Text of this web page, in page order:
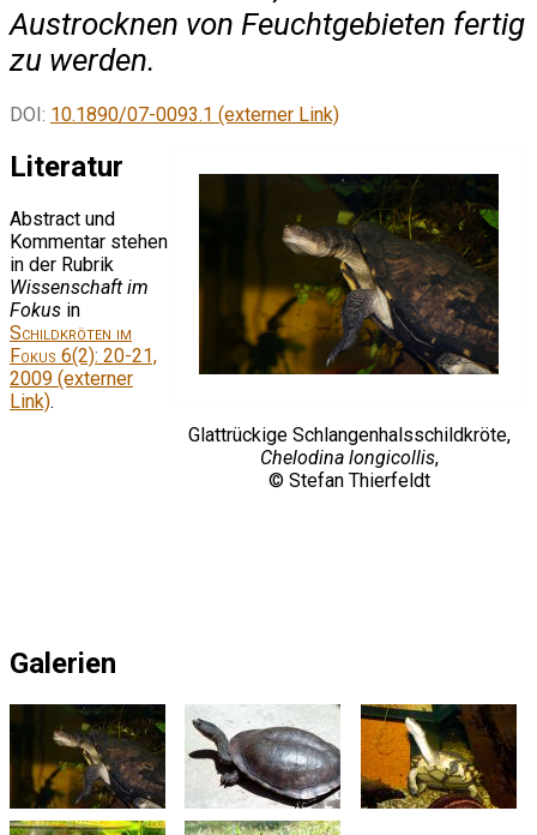
Austrocknen von Feuchtgebieten fertig
zu werden.
DOI: 10.1890/07-0093.1 (externer Link)
Glattrückige Schlangenhalsschildkröte,
Chelodina longicollis,
© Stefan Thierfeldt
Literatur
Abstract und
Kommentar stehen
in der Rubrik
Wissenschaft im
Fokus in
Schildkröten im
Fokus 6(2): 20-21,
2009 (externer
Link).
Galerien